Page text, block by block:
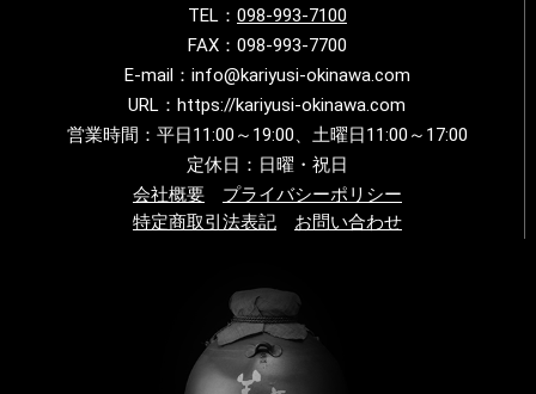
TEL： 098-993-7100
FAX：098-993-7700
E-mail：info@kariyusi-okinawa.com
URL：https://kariyusi-okinawa.com
営業時間：平日11:00～19:00、土曜日11:00～17:00
定休日：日曜・祝日
会社概要
プライバシーポリシー
特定商取引法表記
お問い合わせ